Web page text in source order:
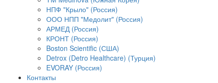
НПФ "Крыло" (Россия)
ООО НПП "Медолит" (Россия)
АРМЕД (Россия)
КРОНТ (Россия)
Boston Scientific (США)
Detrox (Detro Healthcare) (Турция)
EVORAY (Россия)
Контакты